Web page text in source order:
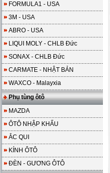
FORMULA1 - USA
3M - USA
ABRO - USA
LIQUI MOLY - CHLB Đức
SONAX - CHLB Đức
CARMATE - NHẬT BẢN
WAXCO - Malayxia
Phụ tùng ôtô
MAZDA
ÔTÔ NHẬP KHẨU
ẮC QUI
KÍNH ÔTÔ
ĐÈN - GƯƠNG ÔTÔ